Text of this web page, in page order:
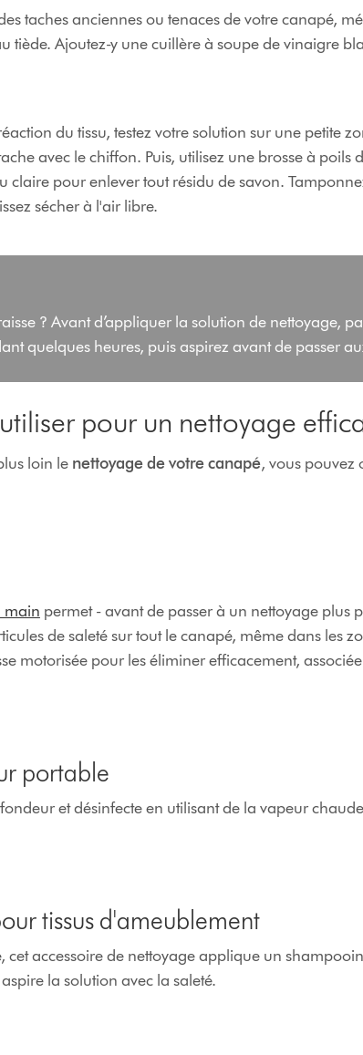
taches anciennes ou tenaces de votre canapé,
tiède. Ajoutez-y une cuillère à soupe de vinaigre
du tissu, testez votre solution sur une petite
avec le chiffon. Puis, utilisez une brosse à poils
pour enlever tout résidu de savon.
sécher à l'air libre.
? Avant d’appliquer la solution de nettoyage,
quelques heures, puis aspirez avant de passer
pour un nettoyage
loin le nettoyage de votre canapé, vous pouvez
main permet - avant de passer à un nettoyage plus
de saleté sur tout le canapé, même dans les
motorisée pour les éliminer efficacement,
portable
et désinfecte en utilisant de la vapeur
tissus d'ameublement
cet accessoire de nettoyage applique un
la solution avec la saleté.